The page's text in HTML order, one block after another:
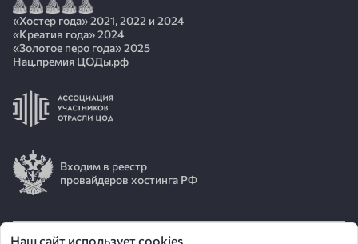
«Хостер года» 2021, 2022 и 2024
«Креатив года» 2024
«Золотое перо года» 2025
Нац.премия ЦОДы.рф
Входим в реестр
провайдеров хостинга РФ
Наш сайт использует cookies